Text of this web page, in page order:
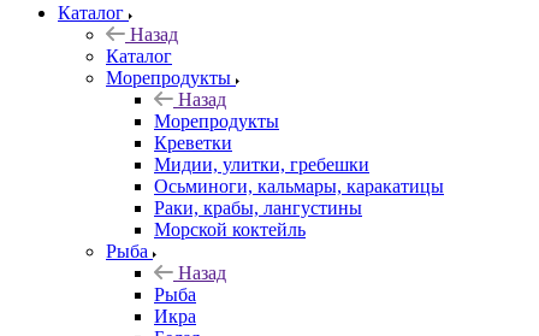
Каталог
Назад
Каталог
Морепродукты
Назад
Морепродукты
Креветки
Мидии, улитки, гребешки
Осьминоги, кальмары, каракатицы
Раки, крабы, лангустины
Морской коктейль
Рыба
Назад
Рыба
Икра